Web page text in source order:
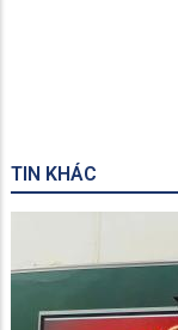
TIN KHÁC